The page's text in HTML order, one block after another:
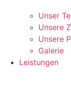
Unser
Unsere
Unsere
Galerie
Leistungen